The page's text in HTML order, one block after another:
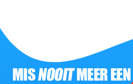
MISNOOITMEER EEN